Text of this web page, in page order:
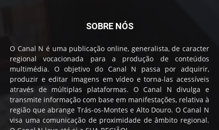
SOBRE NÓS
O Canal N é uma publicação online, generalista, de caracter
regional vocacionada para a produção de conteúdos
multimédia. O objetivo do Canal N passa por adquirir,
produzir e editar imagens em vídeo e torna-las acessíveis
através de múltiplas plataformas. O Canal N divulga e
transmite informação com base em manifestações, relativa à
região que abrange Trás-os-Montes e Alto Douro. O Canal N
visa uma comunicação de proximidade de âmbito regional.